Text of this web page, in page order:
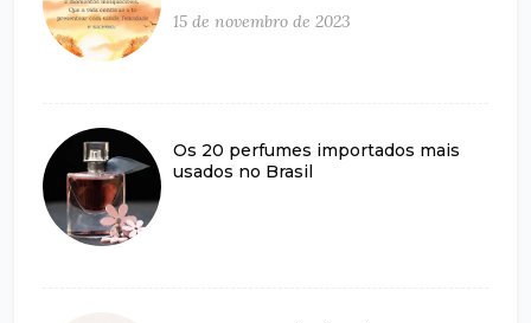
15 de novembro de 2023
Os 20 perfumes importados mais
usados no Brasil